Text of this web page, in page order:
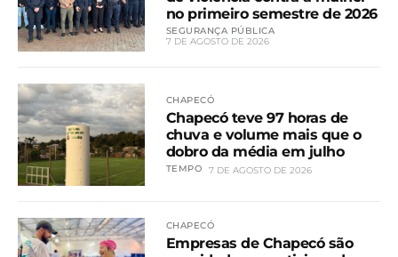
no primeiro semestre de 2026
SEGURANÇA PÚBLICA
7 DE AGOSTO DE 2026
CHAPECÓ
Chapecó teve 97 horas de
chuva e volume mais que o
dobro da média em julho
TEMPO 7 DE AGOSTO DE 2026
CHAPECÓ
Empresas de Chapecó são